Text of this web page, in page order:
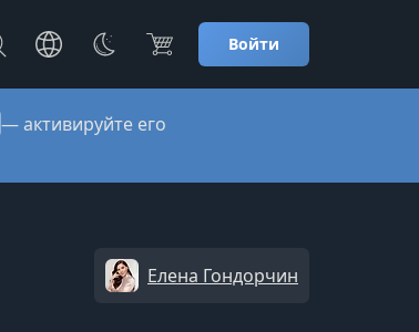
Войти
— активируйте его
Елена Гондорчин